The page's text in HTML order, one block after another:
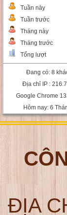
Tuần này
Tuần trước
Tháng này
Tháng trước
Tổng lượt
Đang có: 8
Địa chỉ IP :
Google Chrome
Hôm nay: 6
ĐỊA